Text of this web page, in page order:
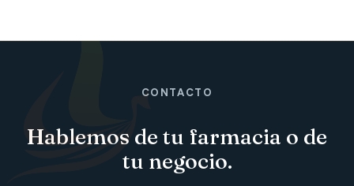
CONTACTO
Hablemos de tu farmacia o de
tu negocio.